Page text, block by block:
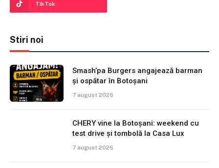
TikTok
Stiri noi
Smash’pa Burgers angajează barman
și ospătar în Botoșani
7 august 2026
CHERY vine la Botoșani: weekend cu
test drive și tombolă la Casa Lux
7 august 2026